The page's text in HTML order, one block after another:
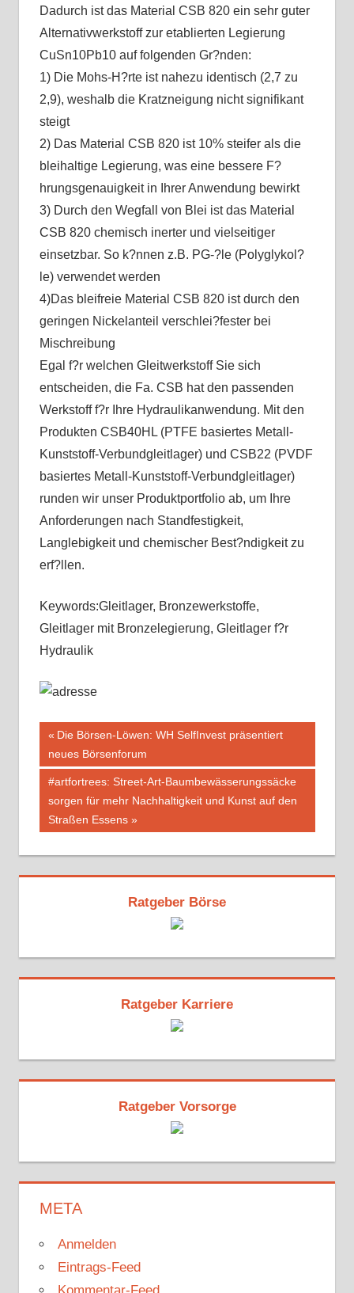
Dadurch ist das Material CSB 820 ein sehr guter
Alternativwerkstoff zur etablierten Legierung
CuSn10Pb10 auf folgenden Gr?nden:
1) Die Mohs-H?rte ist nahezu identisch (2,7 zu
2,9), weshalb die Kratzneigung nicht signifikant
steigt
2) Das Material CSB 820 ist 10% steifer als die
bleihaltige Legierung, was eine bessere F?
hrungsgenauigkeit in Ihrer Anwendung bewirkt
3) Durch den Wegfall von Blei ist das Material
CSB 820 chemisch inerter und vielseitiger
einsetzbar. So k?nnen z.B. PG-?le (Polyglykol?
le) verwendet werden
4)Das bleifreie Material CSB 820 ist durch den
geringen Nickelanteil verschlei?fester bei
Mischreibung
Egal f?r welchen Gleitwerkstoff Sie sich
entscheiden, die Fa. CSB hat den passenden
Werkstoff f?r Ihre Hydraulikanwendung. Mit den
Produkten CSB40HL (PTFE basiertes Metall-
Kunststoff-Verbundgleitlager) und CSB22 (PVDF
basiertes Metall-Kunststoff-Verbundgleitlager)
runden wir unser Produktportfolio ab, um Ihre
Anforderungen nach Standfestigkeit,
Langlebigkeit und chemischer Best?ndigkeit zu
erf?llen.
Keywords:Gleitlager, Bronzewerkstoffe,
Gleitlager mit Bronzelegierung, Gleitlager f?r
Hydraulik
Beitragsnavigation
Vorheriger
Beitrag:
Die Börsen-Löwen: WH SelfInvest präsentiert
neues Börsenforum
Nächster
Beitrag:
#artfortrees: Street-Art-Baumbewässerungssäcke
sorgen für mehr Nachhaltigkeit und Kunst auf den
Straßen Essens
Ratgeber Börse
Ratgeber Karriere
Ratgeber Vorsorge
META
Anmelden
Eintrags-Feed